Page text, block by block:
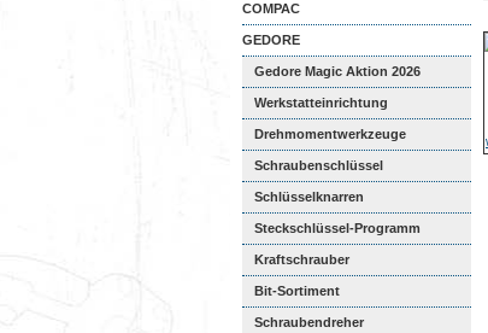
COMPAC
GEDORE
Gedore Magic Aktion 2026
Werkstatteinrichtung
Drehmomentwerkzeuge
Schraubenschlüssel
Schlüsselknarren
Steckschlüssel-Programm
Kraftschrauber
Bit-Sortiment
Schraubendreher